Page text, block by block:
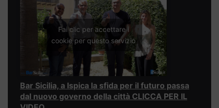
Fai clic per accettare i
cookie per questo servizio
Bar Sicilia, a Ispica la sfida per il futuro passa
dal nuovo governo della città CLICCA PER IL